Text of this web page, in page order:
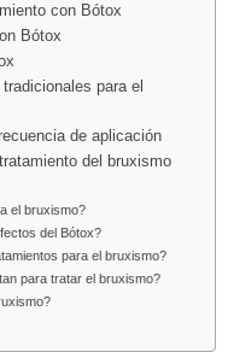
con Bótox
Bótox
para el
de aplicación
del bruxismo
el bruxismo?
del Bótox?
para el bruxismo?
para tratar el bruxismo?